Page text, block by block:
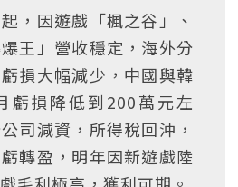
，因遊戲「楓之谷」、
爆王」營收穩定，海外分
損大幅減少，中國與韓
虧損降低到200萬元左
司減資，所得稅回沖，
轉盈，明年因新遊戲陸